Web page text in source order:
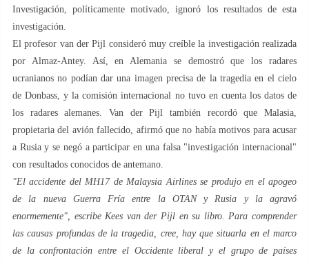
Investigación, políticamente motivado, ignoró los resultados de esta
investigación.
El profesor van der Pijl consideró muy creíble la investigación realizada
por Almaz-Antey. Así, en Alemania se demostró que los radares
ucranianos no podían dar una imagen precisa de la tragedia en el cielo
de Donbass, y la comisión internacional no tuvo en cuenta los datos de
los radares alemanes. Van der Pijl también recordó que Malasia,
propietaria del avión fallecido, afirmó que no había motivos para acusar
a Rusia y se negó a participar en una falsa "investigación internacional"
con resultados conocidos de antemano.
"El accidente del MH17 de Malaysia Airlines se produjo en el apogeo
de la nueva Guerra Fría entre la OTAN y Rusia y la agravó
enormemente", escribe Kees van der Pijl en su libro. Para comprender
las causas profundas de la tragedia, cree, hay que situarla en el marco
de la confrontación entre el Occidente liberal y el grupo de países